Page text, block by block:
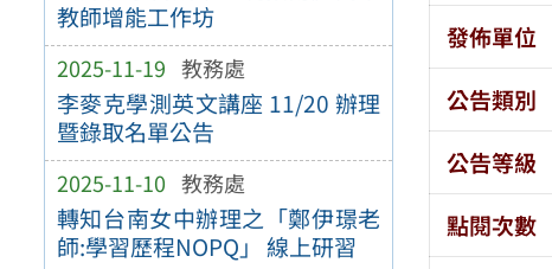
教師增能工作坊
2025-11-19 教務處
李麥克學測英文講座 11/20 辦理
暨錄取名單公告
2025-11-10 教務處
轉知台南女中辦理之「鄭伊璟老
師:學習歷程NOPQ」 線上研習
發佈單位
公告類別
公告等級
點閱次數